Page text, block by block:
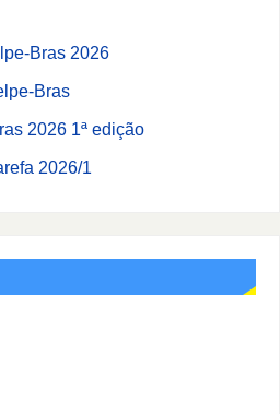
Bras 2026
Bras
2026 1ª edição
2026/1